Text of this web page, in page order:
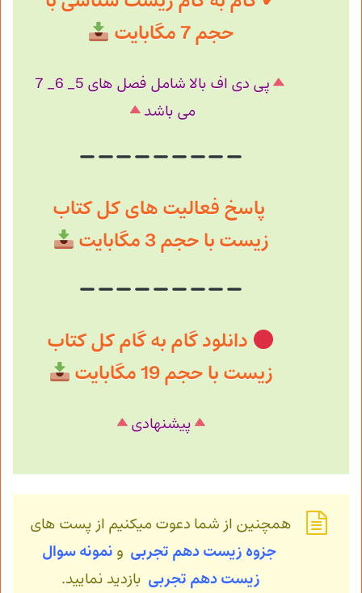
حجم 7 مگابایت
پی دی اف بالا شامل فصل های 5_ 6_ 7
می باشد
پاسخ فعالیت های کل کتاب
زیست با حجم 3 مگابایت
دانلود گام به گام کل کتاب
زیست با حجم 19 مگابایت
پیشنهادی
همچنین از شما دعوت میکنیم از پست های
جزوه زیست دهم تجربی و نمونه سوال
زیستدهم تجربی بازدید نمایید.